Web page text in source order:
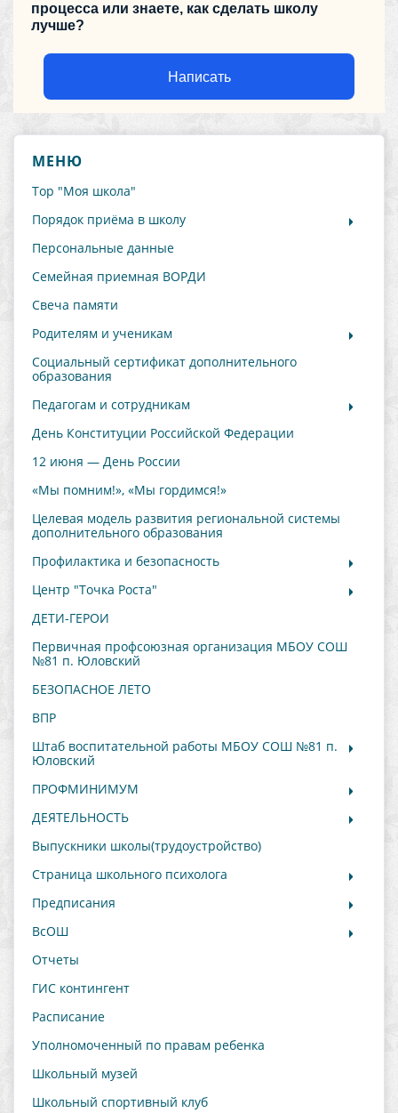
процесса или знаете, как сделать школу
лучше?
Написать
МЕНЮ
Тор "Моя школа"
Порядок приёма в школу
Персональные данные
Семейная приемная ВОРДИ
Свеча памяти
Родителям и ученикам
Социальный сертификат дополнительного
образования
Педагогам и сотрудникам
День Конституции Российской Федерации
12 июня — День России
«Мы помним!», «Мы гордимся!»
Целевая модель развития региональной системы
дополнительного образования
Профилактика и безопасность
Центр "Точка Роста"
ДЕТИ-ГЕРОИ
Первичная профсоюзная организация МБОУ СОШ
№81 п. Юловский
БЕЗОПАСНОЕ ЛЕТО
ВПР
Штаб воспитательной работы МБОУ СОШ №81 п.
Юловский
ПРОФМИНИМУМ
ДЕЯТЕЛЬНОСТЬ
Выпускники школы(трудоустройство)
Страница школьного психолога
Предписания
ВсОШ
Отчеты
ГИС контингент
Расписание
Уполномоченный по правам ребенка
Школьный музей
Школьный спортивный клуб